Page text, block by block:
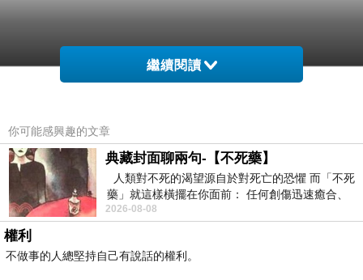
繼續閱讀
你可能感興趣的文章
典藏封面聊兩句-【不死藥】
人類對不死的渴望源自於對死亡的恐懼 而「不死
藥」就這樣橫擺在你面前： 任何創傷迅速癒合、
停止衰老、痛覺消失…堪
2026-08-08
權利
不做事的人總堅持自己有說話的權利。